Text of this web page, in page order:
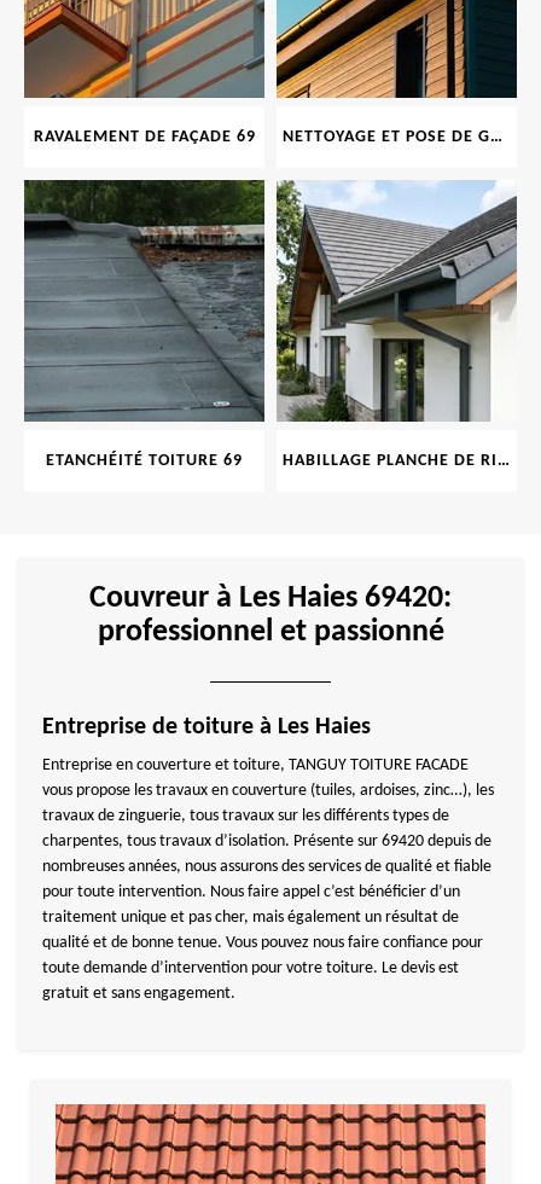
RAVALEMENT DE FAÇADE 69 NETTOYAGE ET POSE DE GOUTTIÈRE 69
ETANCHÉITÉ TOITURE 69 HABILLAGE PLANCHE DE RIVE 69
Couvreur à Les Haies 69420:
professionnel et passionné
Entreprise de toiture à Les Haies
Entreprise en couverture et toiture, TANGUY TOITURE FACADE
vous propose les travaux en couverture (tuiles, ardoises, zinc…), les
travaux de zinguerie, tous travaux sur les différents types de
charpentes, tous travaux d’isolation. Présente sur 69420 depuis de
nombreuses années, nous assurons des services de qualité et fiable
pour toute intervention. Nous faire appel c’est bénéficier d’un
traitement unique et pas cher, mais également un résultat de
qualité et de bonne tenue. Vous pouvez nous faire confiance pour
toute demande d’intervention pour votre toiture. Le devis est
gratuit et sans engagement.